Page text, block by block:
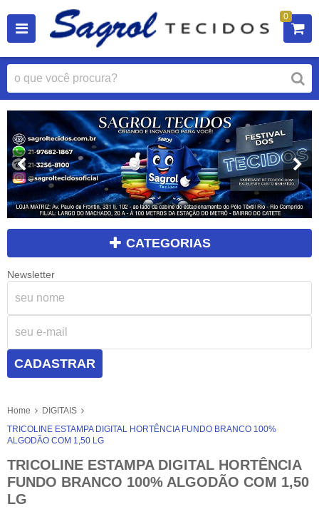
0
CATEGORIAS
Newsletter
CADASTRAR
Home
DIGITAIS
TRICOLINE ESTAMPA DIGITAL HORTÊNCIA FUNDO BRANCO 100%
ALGODÃO COM 1,50 LG
TRICOLINE ESTAMPA DIGITAL HORTÊNCIA
FUNDO BRANCO 100% ALGODÃO COM 1,50
LG